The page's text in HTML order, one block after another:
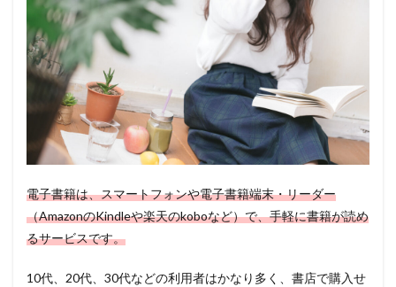
電子書籍は、スマートフォンや電子書籍端末・リーダー
（AmazonのKindleや楽天のkoboなど）で、手軽に書籍が読め
るサービスです。
10代、20代、30代などの利用者はかなり多く、書店で購入せ